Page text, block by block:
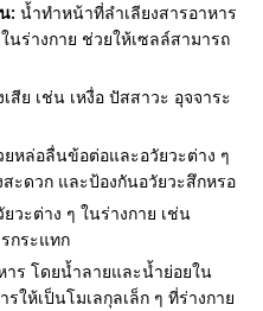
: น้ำทำหน้าที่ลำเลียงสารอาหาร
นร่างกาย ช่วยให้เซลล์สามารถ
สีย เช่น เหงื่อ ปัสสาวะ อุจจาระ
หล่อลื่นข้อต่อและอวัยวะต่าง ๆ
ะดวก และป้องกันอวัยวะสึกหรอ
วะต่าง ๆ ในร่างกาย เช่น
กระแทก
าร โดยน้ำลายและน้ำย่อยใน
ให้เป็นโมเลกุลเล็ก ๆ ที่ร่างกาย